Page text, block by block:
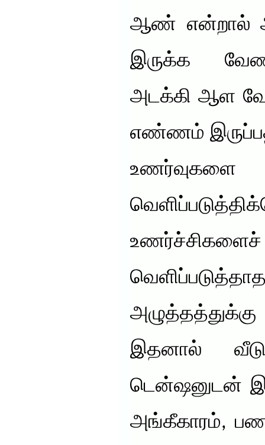
ஆண் என்றால்
இருக்க
அடக்கி ஆள
எண்ணம்
உணர்வுகளை
இதனால்
டென்ஷனுடன்
அங்கீகாரம்,